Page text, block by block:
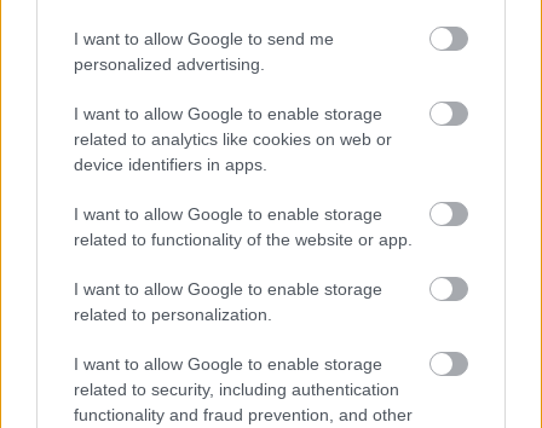
I want to allow Google to send me
personalized advertising.
I want to allow Google to enable storage
related to analytics like cookies on web or
device identifiers in apps.
I want to allow Google to enable storage
related to functionality of the website or app.
I want to allow Google to enable storage
related to personalization.
I want to allow Google to enable storage
related to security, including authentication
functionality and fraud prevention, and other
Jó reggelt, Oroszország! – ’50-es
Jó reggelt, Oroszország! - ezzel a telexes hírrel nyitottam
ma a napot. Igazán remek. Államunk és állampártunk
ugyanis benyújtotta azt a
2025. 05. 14.
ITTHON